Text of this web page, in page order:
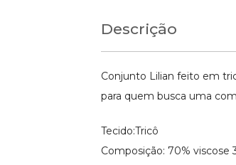
Descrição
Conjunto Lilian feito em
para quem busca uma
Tecido:Tricô
Composição: 70% viscose